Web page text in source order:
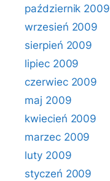
październik 2009
wrzesień 2009
sierpień 2009
lipiec 2009
czerwiec 2009
maj 2009
kwiecień 2009
marzec 2009
luty 2009
styczeń 2009